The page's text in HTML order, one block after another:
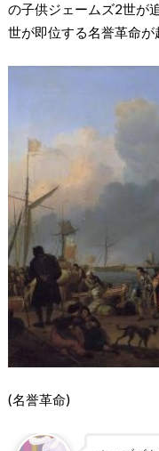
の子供ジェームズ2世が
世が即位する名誉革命が
(名誉革命)